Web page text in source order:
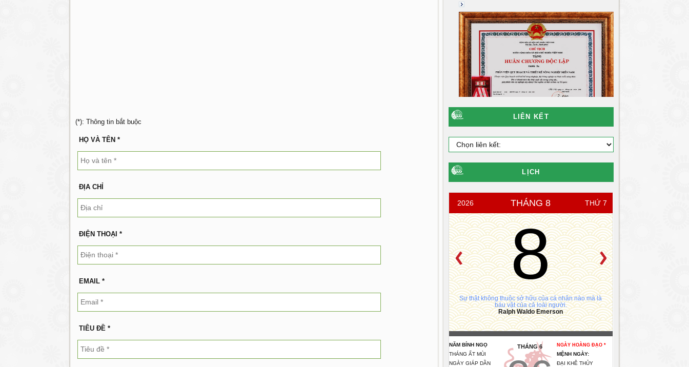
(*): Thông tin bắt buộc
HỌ VÀ TÊN *
ĐỊA CHỈ
ĐIỆN THOẠI *
EMAIL *
TIÊU ĐỀ *
LIÊN KẾT
LỊCH
2026 THÁNG 8 THỨ 7
8
Sự thật không thuộc sở hữu của cá nhân nào mà là
báu vật của cả loài người.
Ralph Waldo Emerson
NĂM BÍNH NGỌ
THÁNG ẤT MÙI
NGÀY GIÁP DẦN
THÁNG 6 NGÀY HOÀNG ĐẠO *
MỆNH NGÀY:
ĐẠI KHÊ THỦY